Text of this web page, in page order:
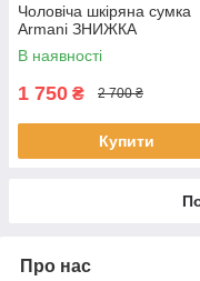
Чоловіча шкіряна сумка
Armani ЗНИЖКА
В наявності
1 750 ₴ 2 700 ₴
Купити
Про нас